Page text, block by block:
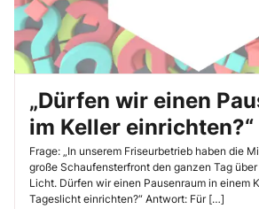
„Dürfen wir einen
im Keller einrichten?“
Frage: „In unserem Friseurbetrieb haben die
große Schaufensterfront den ganzen Tag
Licht. Dürfen wir einen Pausenraum in einem
Tageslicht einrichten?“ Antwort: Für […]